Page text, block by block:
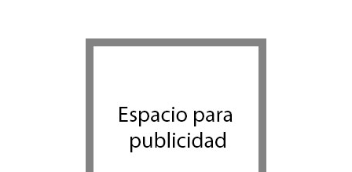
Jenin después de que un
Alarma en Israel: Crece el
temor de que el apoyo